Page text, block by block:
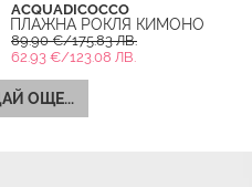
ACQUADICOCCO
ПЛАЖНА РОКЛЯ КИМОНО
89.90 €/175.83 ЛВ.
62.93 €/123.08 ЛВ.
ОЩЕ...